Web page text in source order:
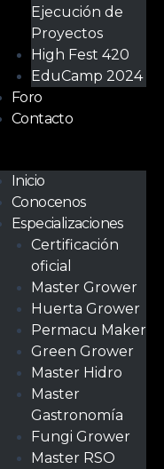
Ejecución de
Proyectos
High Fest 420
EduCamp 2024
Foro
Contacto
Inicio
Conocenos
Especializaciones
Certificación
oficial
Master Grower
Huerta Grower
Permacu Maker
Green Grower
Master Hidro
Master
Gastronomía
Fungi Grower
Master RSO